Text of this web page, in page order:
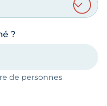
?
de personnes